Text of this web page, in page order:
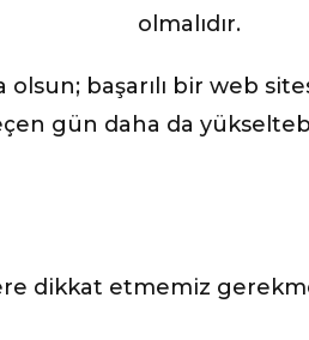
olmalıdır.
başarılı bir web
gün daha da
dikkat etmemiz